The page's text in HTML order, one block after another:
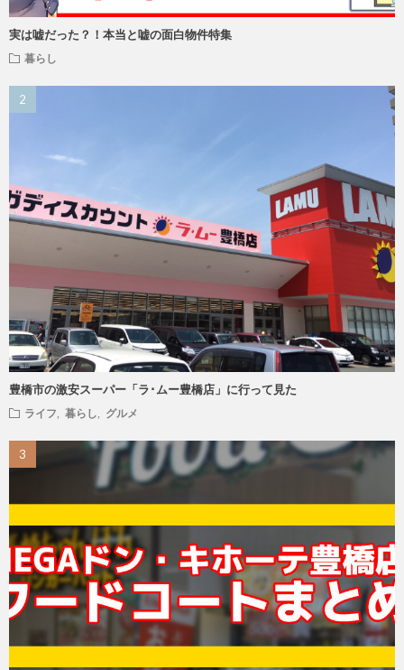
実は嘘だった？！本当と嘘の面白物件特集
暮らし
豊橋市の激安スーパー「ラ･ムー豊橋店」に行って見た
ライフ 暮らし グルメ